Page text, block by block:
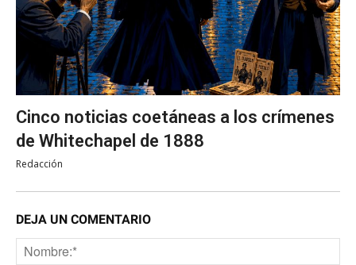
Cinco noticias coetáneas a los crímenes
de Whitechapel de 1888
Redacción
DEJA UN COMENTARIO